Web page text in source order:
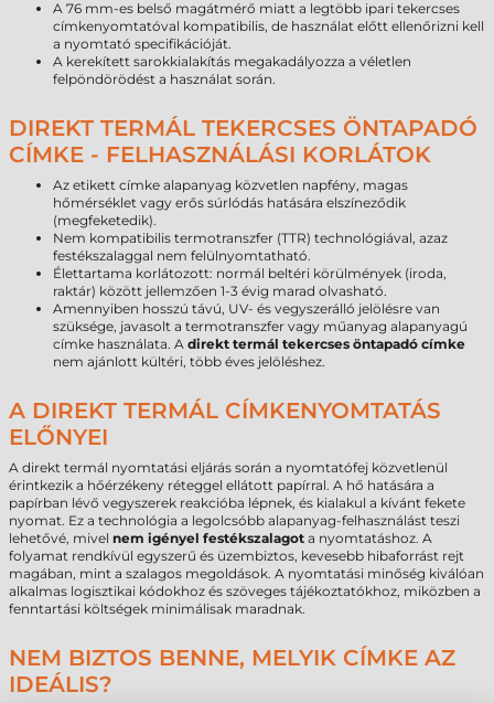
A 76 mm-es belső magátmérő miatt a legtöbb ipari tekercses
címkenyomtatóval kompatibilis, de használat előtt ellenőrizni kell
a nyomtató specifikációját.
A kerekített sarokkialakítás megakadályozza a véletlen
felpöndörödést a használat során.
DIREKT TERMÁL TEKERCSES ÖNTAPADÓ
CÍMKE - FELHASZNÁLÁSI KORLÁTOK
Az etikett címke alapanyag közvetlen napfény, magas
hőmérséklet vagy erős súrlódás hatására elszíneződik
(megfeketedik).
Nem kompatibilis termotranszfer (TTR) technológiával, azaz
festékszalaggal nem felülnyomtatható.
Élettartama korlátozott: normál beltéri körülmények (iroda,
raktár) között jellemzően 1-3 évig marad olvasható.
Amennyiben hosszú távú, UV- és vegyszerálló jelölésre van
szüksége, javasolt a termotranszfer vagy műanyag alapanyagú
címke használata. A direkt termál tekercses öntapadó címke
nem ajánlott kültéri, több éves jelöléshez.
A DIREKT TERMÁL CÍMKENYOMTATÁS
ELŐNYEI
A direkt termál nyomtatási eljárás során a nyomtatófej közvetlenül
érintkezik a hőérzékeny réteggel ellátott papírral. A hő hatására a
papírban lévő vegyszerek reakcióba lépnek, és kialakul a kívánt fekete
nyomat. Ez a technológia a legolcsóbb alapanyag-felhasználást teszi
lehetővé, mivel nem igényel festékszalagot a nyomtatáshoz. A
folyamat rendkívül egyszerű és üzembiztos, kevesebb hibaforrást rejt
magában, mint a szalagos megoldások. A nyomtatási minőség kiválóan
alkalmas logisztikai kódokhoz és szöveges tájékoztatókhoz, miközben a
fenntartási költségek minimálisak maradnak.
NEM BIZTOS BENNE, MELYIK CÍMKE AZ
IDEÁLIS?